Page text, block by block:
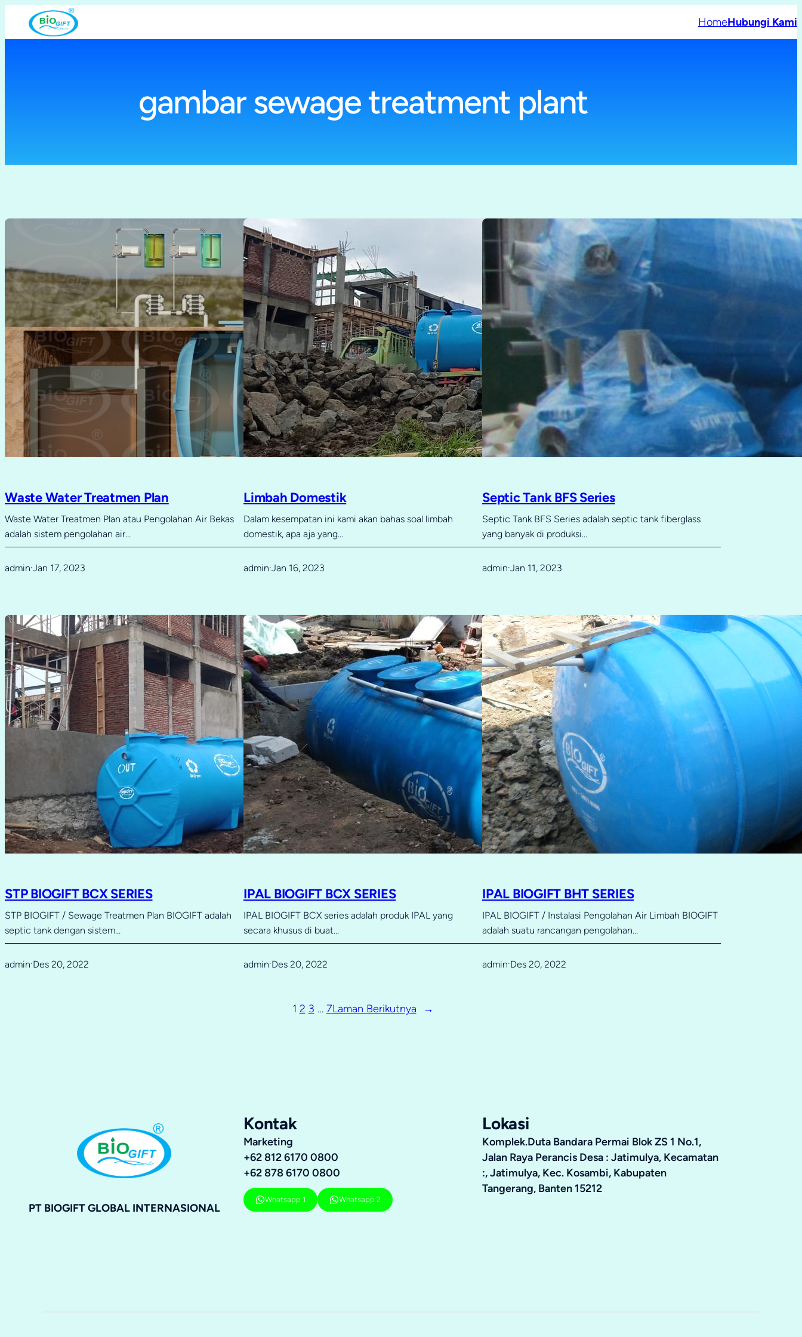
Lewati
HomeHubungi Kami
gambar sewage treatment plant
Waste Water Treatmen Plan
Waste Water Treatmen Plan atau Pengolahan Air Bekas
adalah sistem pengolahan air…
admin·Jan 17, 2023
Limbah Domestik
Dalam kesempatan ini kami akan bahas soal limbah
domestik, apa aja yang…
admin·Jan 16, 2023
Septic Tank BFS Series
Septic Tank BFS Series adalah septic tank fiberglass
yang banyak di produksi…
admin·Jan 11, 2023
STP BIOGIFT BCX SERIES
STP BIOGIFT / Sewage Treatmen Plan BIOGIFT adalah
septic tank dengan sistem…
admin·Des 20, 2022
IPAL BIOGIFT BCX SERIES
IPAL BIOGIFT BCX series adalah produk IPAL yang
secara khusus di buat…
admin·Des 20, 2022
IPAL BIOGIFT BHT SERIES
IPAL BIOGIFT / Instalasi Pengolahan Air Limbah BIOGIFT
adalah suatu rancangan pengolahan…
admin·Des 20, 2022
1 2 3 … 7Laman Berikutnya →
PT BIOGIFT GLOBAL INTERNASIONAL
Kontak
Marketing
+62 812 6170 0800
+62 878 6170 0800
Whatsapp 1 Whatsapp 2
Lokasi
Komplek.Duta Bandara Permai Blok ZS 1 No.1,
Jalan Raya Perancis Desa : Jatimulya, Kecamatan
:, Jatimulya, Kec. Kosambi, Kabupaten
Tangerang, Banten 15212